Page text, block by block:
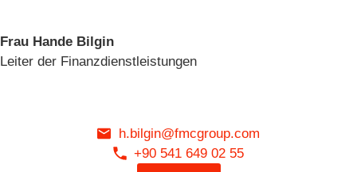
Frau Hande Bilgin
Leiter der Finanzdienstleistungen
h.bilgin@fmcgroup.com
+90 541 649 02 55